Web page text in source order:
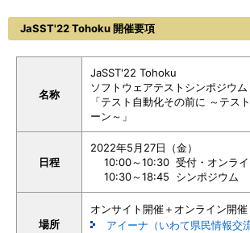
JaSST'22 Tohoku 開催要項
名称
JaSST'22 Tohoku
ソフトウェアテストシンポジウ
「テスト自動化その前に ～テス
ーン～」
日程
2022年5月27日（金）
10:00～10:30 受付・オンラ
10:30～18:45 シンポジウム
場所
オンサイト開催＋オンライン開催
アイーナ（いわて県民情報交